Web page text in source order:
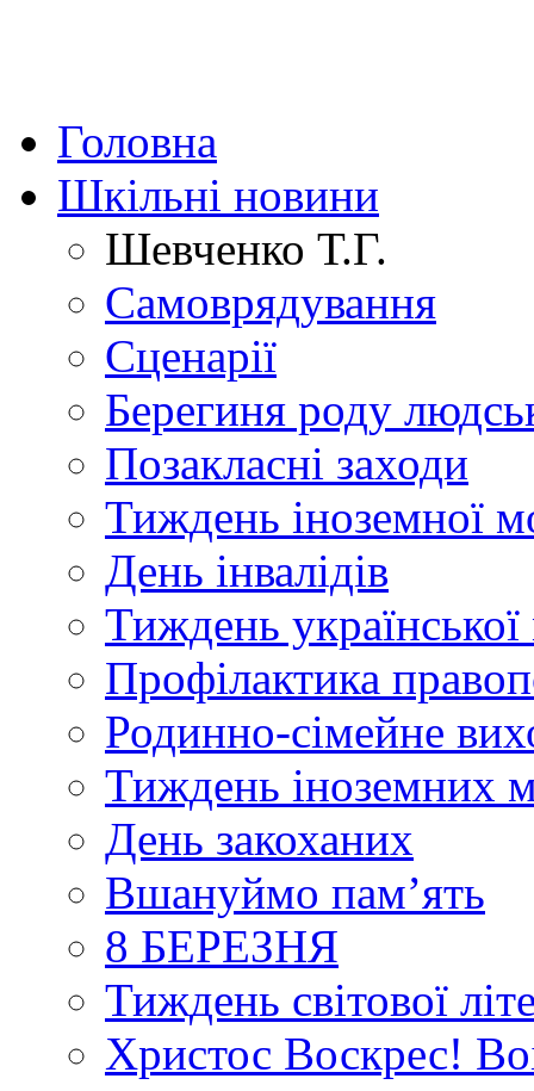
Головна
Шкільні новини
Шевченко Т.Г.
Самоврядування
Сценарії
Берегиня роду
Позакласні заходи
Тиждень іноземної
День інвалідів
Тиждень
Профілактика
Родинно-сімейне
Тиждень іноземних
День закоханих
Вшануймо пам’ять
8 БЕРЕЗНЯ
Тиждень світової
Христос Воскрес!